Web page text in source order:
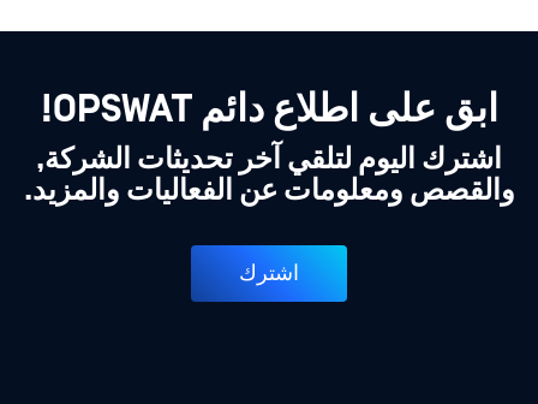
ابق على اطلاع دائم OPSWAT!
اشترك اليوم لتلقي آخر تحديثات الشركة,
والقصص ومعلومات عن الفعاليات والمزيد.
اشترك